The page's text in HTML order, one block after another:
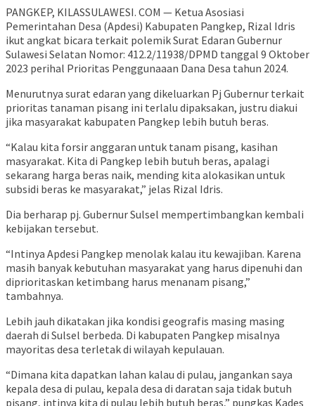
PANGKEP, KILASSULAWESI. COM — Ketua Asosiasi
Pemerintahan Desa (Apdesi) Kabupaten Pangkep, Rizal Idris
ikut angkat bicara terkait polemik Surat Edaran Gubernur
Sulawesi Selatan Nomor: 412.2/11938/DPMD tanggal 9 Oktober
2023 perihal Prioritas Penggunaaan Dana Desa tahun 2024.
Menurutnya surat edaran yang dikeluarkan Pj Gubernur terkait
prioritas tanaman pisang ini terlalu dipaksakan, justru diakui
jika masyarakat kabupaten Pangkep lebih butuh beras.
“Kalau kita forsir anggaran untuk tanam pisang, kasihan
masyarakat. Kita di Pangkep lebih butuh beras, apalagi
sekarang harga beras naik, mending kita alokasikan untuk
subsidi beras ke masyarakat,” jelas Rizal Idris.
Dia berharap pj. Gubernur Sulsel mempertimbangkan kembali
kebijakan tersebut.
“Intinya Apdesi Pangkep menolak kalau itu kewajiban. Karena
masih banyak kebutuhan masyarakat yang harus dipenuhi dan
diprioritaskan ketimbang harus menanam pisang,”
tambahnya.
Lebih jauh dikatakan jika kondisi geografis masing masing
daerah di Sulsel berbeda. Di kabupaten Pangkep misalnya
mayoritas desa terletak di wilayah kepulauan.
“Dimana kita dapatkan lahan kalau di pulau, jangankan saya
kepala desa di pulau, kepala desa di daratan saja tidak butuh
pisang, intinya kita di pulau lebih butuh beras,” pungkas Kades